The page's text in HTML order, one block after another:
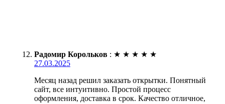
Радомир Корольков : ★ ★ ★ ★ ★
27.03.2025
Месяц назад решил заказать открытки. Понятный
сайт, все интуитивно. Простой процесс
оформления, доставка в срок. Качество отличное,